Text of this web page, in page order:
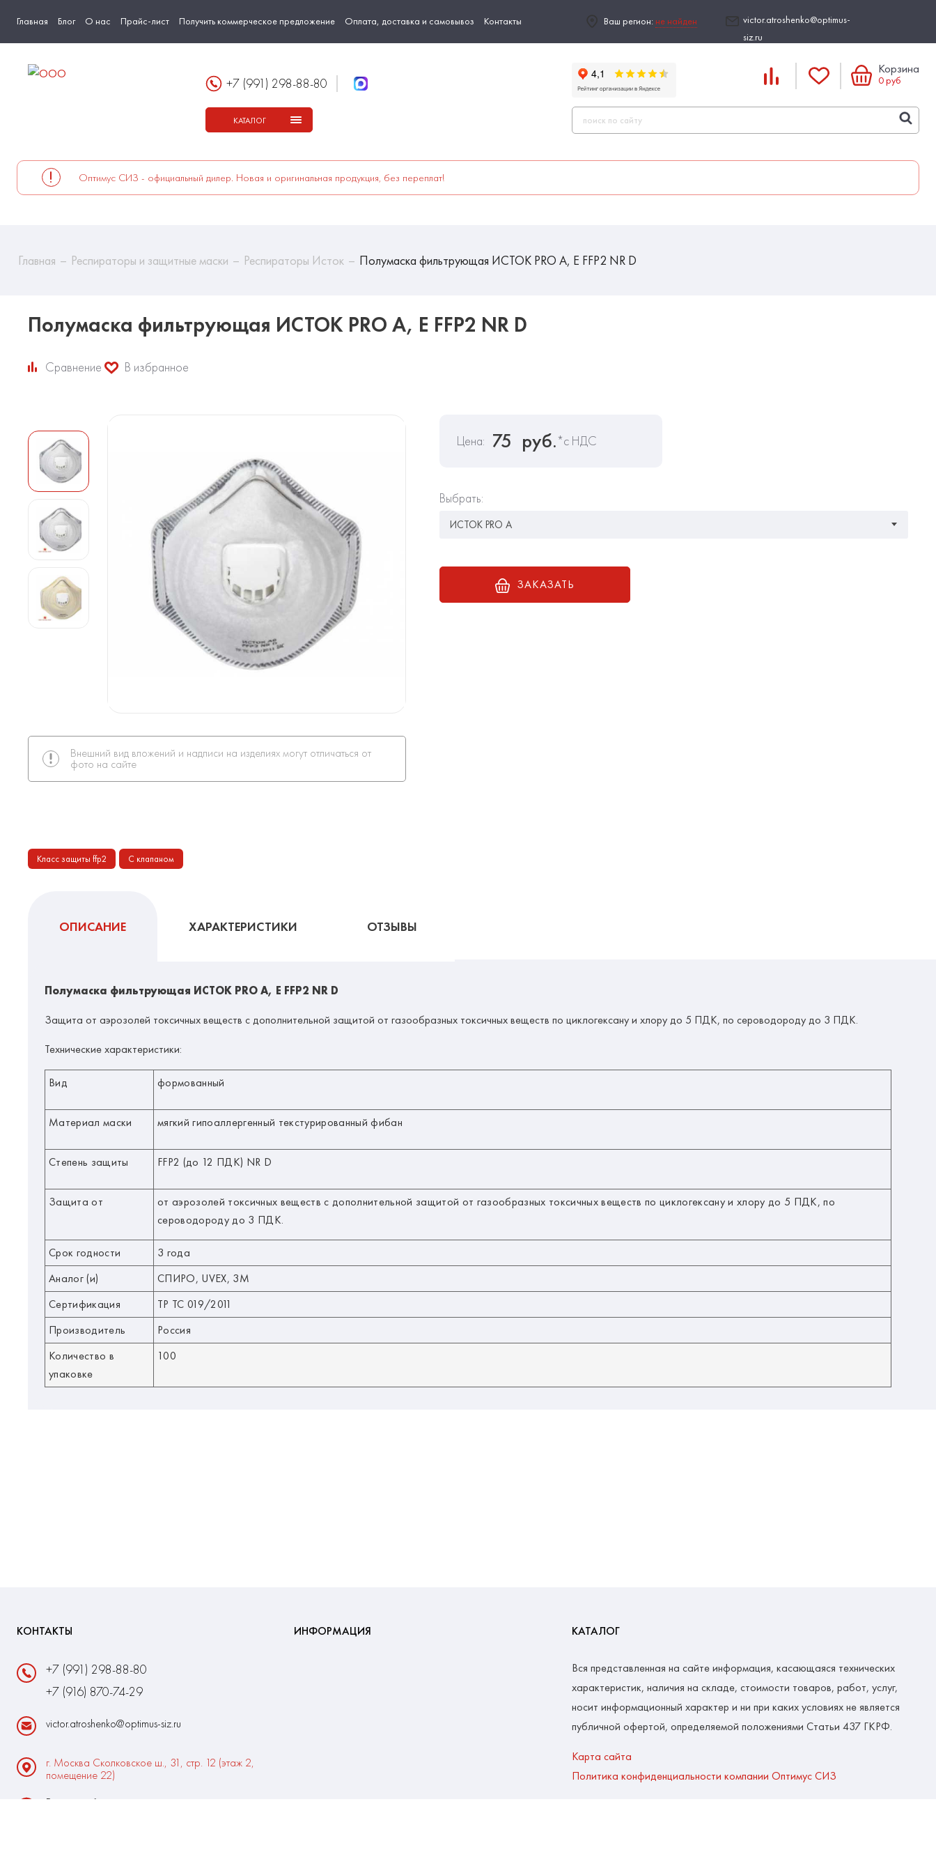
Главная Блог О нас Прайс-лист Получить коммерческое предложение Оплата, доставка и самовывоз Контакты Ваш регион: не найден
victor.atroshenko@optimus-
siz.ru
+7 (991) 298-88-80
КАТАЛОГ
Корзина
0руб
Оптимус СИЗ - официальный дилер. Новая и оригинальная продукция, без переплат!
Главная Респираторы и защитные маски Респираторы Исток Полумаска фильтрующая ИСТОК PRO А, Е FFP2 NR D
Полумаска фильтрующая ИСТОК PRO А, Е FFP2 NR D
Сравнение В избранное
Внешний вид вложений и надписи на изделиях могут отличаться от
фото на сайте
Цена: 75 руб.*с НДС
Выбрать:
ЗАКАЗАТЬ
Класс защиты ffp2 С клапаном
ОПИСАНИЕ ХАРАКТЕРИСТИКИ ОТЗЫВЫ
Полумаска фильтрующая ИСТОК PRO А, Е FFP2 NR D
Защита от аэрозолей токсичных веществ с дополнительной защитой от газообразных токсичных веществ по циклогексану и хлору до 5 ПДК, по сероводороду до 3 ПДК.
Технические характеристики:
Вид формованный
Материал маски мягкий гипоаллергенный текстурированный фибан
Степень защиты FFP2 (до 12 ПДК) NR D
Защита от
от аэрозолей токсичных веществ с дополнительной защитой от газообразных токсичных веществ по циклогексану и хлору до 5 ПДК, по
сероводороду до 3 ПДК.
Срок годности
3 года
Аналог (и)
СПИРО, UVEX, 3M
Сертификация
ТР ТС 019/2011
Производитель
Россия
Количество в
упаковке
100
КОНТАКТЫ
+7 (991) 298-88-80
+7 (916) 870-74-29
victor.atroshenko@optimus-siz.ru
г. Москва Сколковское ш., 31, стр. 12 (этаж 2,
помещение 22)
Время работы:
ИНФОРМАЦИЯ КАТАЛОГ
Вся представленная на сайте информация, касающаяся технических
характеристик, наличия на складе, стоимости товаров, работ, услуг,
носит информационный характер и ни при каких условиях не является
публичной офертой, определяемой положениями Статьи 437 ГКРФ.
Карта сайта
Политика конфиденциальности компании Оптимус СИЗ